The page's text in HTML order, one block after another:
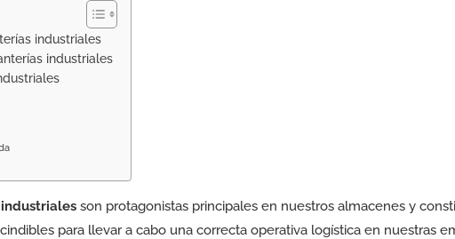
industriales
industriales
son protagonistas principales en nuestros almacenes y
para llevar a cabo una correcta operativa logística en nuestras